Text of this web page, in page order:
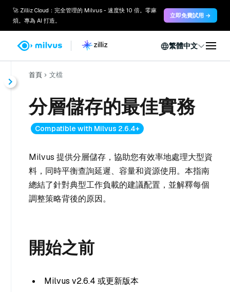
🚀 Zilliz Cloud：完全管理的 Milvus - 速度快 10 倍。零麻
煩。專為 AI 打造。
立即免費試用 →
繁體中文
首頁 文檔
分層儲存的最佳實務
Compatible with Milvus 2.6.4+
Milvus 提供分層儲存，協助您有效率地處理大型資
料，同時平衡查詢延遲、容量和資源使用。本指南
總結了針對典型工作負載的建議配置，並解釋每個
調整策略背後的原因。
開始之前
Milvus v2.6.4 或更新版本